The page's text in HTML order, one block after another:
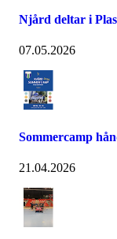
Njård deltar i
07.05.2026
Sommercamp
21.04.2026